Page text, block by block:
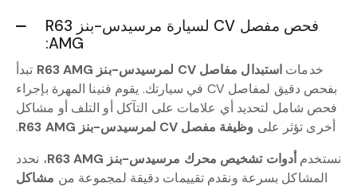
فحص مفصل CV لسيارة مرسيدس-بنز R63
AMG:
خدمات استبدال مفاصل CV لمرسيدس-بنز R63 AMG
تبدأ
بفحص دقيق لمفاصل CV في سيارتك. يقوم فنينا المهرة بإجراء
فحص شامل لتحديد أي علامات على التآكل أو التلف أو مشاكل
أخرى تؤثر على وظيفة مفصل CV لمرسيدس-بنز R63 AMG
.
نستخدمأدوات تشخيص محرك مرسيدس-بنز R63 AMG
، نحدد
المشاكل بسرعة ونقدم تقييمات دقيقة لمجموعة من مشاكل